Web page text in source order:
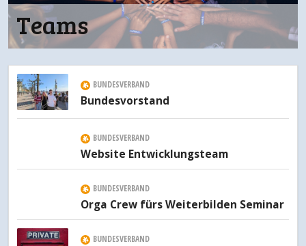
Teams
BUNDESVERBAND
Bundesvorstand
BUNDESVERBAND
Website Entwicklungsteam
BUNDESVERBAND
Orga Crew fürs Weiterbilden Seminar
BUNDESVERBAND